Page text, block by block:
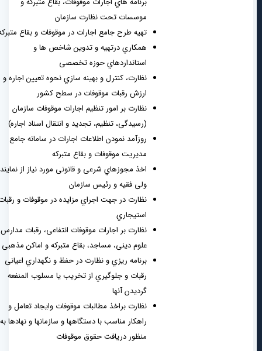
موسسات تحت نظارت سازمان
تهیه طرح جامع اجارات در موقوفات و بقاع متبرکه
همکاري درتهیه و تدوین شاخص ها و
استانداردهاي حوزه تخصصی
نظارت، کنترل و بهینه سازي نحوه تعیین اجاره و
ارزش رقبات موقوفات در سطح کشور
نظارت بر امور تنظیم اجارات موقوفات سازمان
(رسیدگی، تنظیم، تجدید و انتقال اسناد اجاره)
روزآمد نمودن اطلاعات اجارات در سامانه جامع
مدیریت موقوفات و بقاع متبرکه
اخذ مجوزهاي شرعی و قانونی مورد نیاز از نماینده
ولی فقیه و رئیس سازمان
نظارت در جهت اجراي مزایده در موقوفات و رقبات
استیجاري
نظارت بر اجارات موقوفات انتفاعی، رقبات مدارس
علوم دینی، مساجد، بقاع متبرکه و اماکن مذهبی
برنامه ریزي و نظارت در حفظ و نگهداري اعیانی
رقبات و جلوگیري از تخریب یا مسلوب المنفعه
گردیدن آنها
نظارت براخذ مطالبات موقوفات وایجاد تعامل و
راهکار مناسب با دستگاهها و سازمانها و نهادها به
منظور دریافت حقوق موقوفات